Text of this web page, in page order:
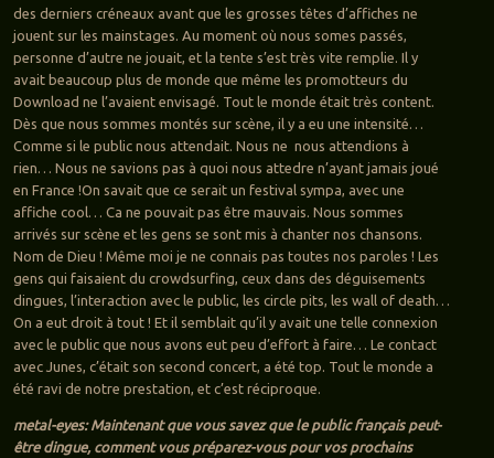
des derniers créneaux avant que les grosses têtes d’affiches ne
jouent sur les mainstages. Au moment où nous somes passés,
personne d’autre ne jouait, et la tente s’est très vite remplie. Il y
avait beaucoup plus de monde que même les promotteurs du
Download ne l’avaient envisagé. Tout le monde était très content.
Dès que nous sommes montés sur scène, il y a eu une intensité…
Comme si le public nous attendait. Nous ne nous attendions à
rien… Nous ne savions pas à quoi nous attedre n’ayant jamais joué
en France !On savait que ce serait un festival sympa, avec une
affiche cool… Ca ne pouvait pas être mauvais. Nous sommes
arrivés sur scène et les gens se sont mis à chanter nos chansons.
Nom de Dieu ! Même moi je ne connais pas toutes nos paroles ! Les
gens qui faisaient du crowdsurfing, ceux dans des déguisements
dingues, l’interaction avec le public, les circle pits, les wall of death…
On a eut droit à tout ! Et il semblait qu’il y avait une telle connexion
avec le public que nous avons eut peu d’effort à faire… Le contact
avec Junes, c’était son second concert, a été top. Tout le monde a
été ravi de notre prestation, et c’est réciproque.
metal-eyes: Maintenant que vous savez que le public français peut-
être dingue, comment vous préparez-vous pour vos prochains